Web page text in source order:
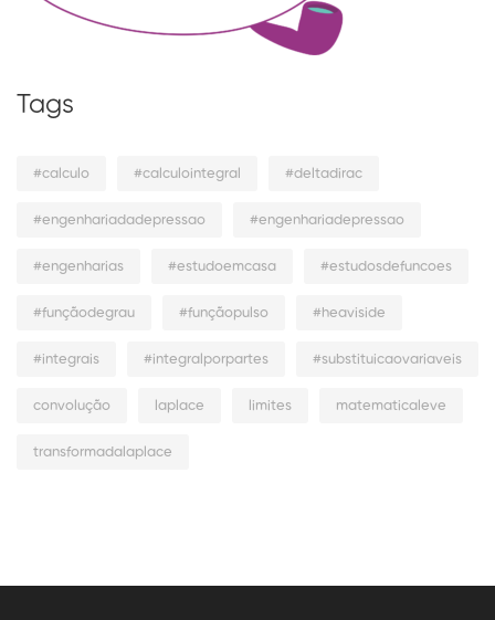
Tags
#calculo #calculointegral #deltadirac
#engenhariadadepressao #engenhariadepressao
#engenharias #estudoemcasa #estudosdefuncoes
#funçãodegrau #funçãopulso #heaviside
#integrais #integralporpartes #substituicaovariaveis
convolução laplace limites matematicaleve
transformadalaplace